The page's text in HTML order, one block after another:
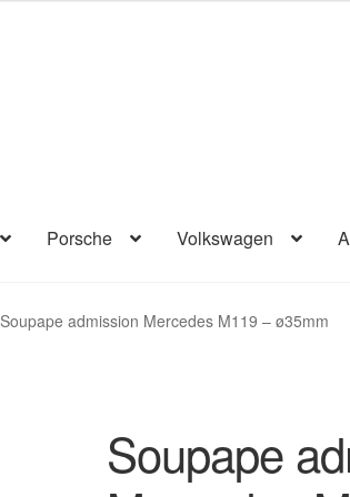
Porsche Volkswagen
Soupape admission Mercedes M119 – ø35mm
Soupape